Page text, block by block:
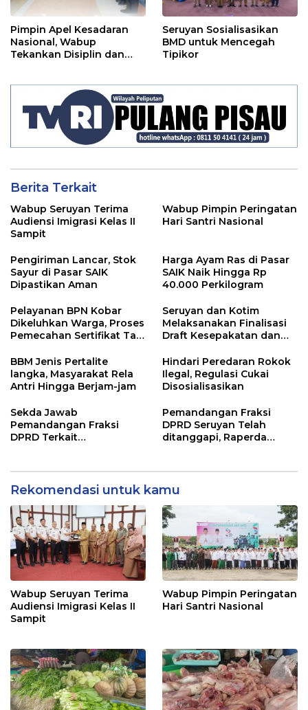
Pimpin Apel Kesadaran
Nasional, Wabup
Tekankan Disiplin dan
Seruyan Sosialisasikan
BMD untuk Mencegah
Tipikor
Berita Terkait
Wabup Seruyan Terima
Audiensi Imigrasi Kelas II
Sampit
Wabup Pimpin Peringatan
Hari Santri Nasional
Pengiriman Lancar, Stok
Sayur di Pasar SAIK
Dipastikan Aman
Harga Ayam Ras di Pasar
SAIK Naik Hingga Rp
40.000 Perkilogram
Pelayanan BPN Kobar
Dikeluhkan Warga, Proses
Pemecahan Sertifikat Tak
Seruyan dan Kotim
Melaksanakan Finalisasi
Draft Kesepakatan dan
BBM Jenis Pertalite
langka, Masyarakat Rela
Antri Hingga Berjam-jam
Hindari Peredaran Rokok
Ilegal, Regulasi Cukai
Disosialisasikan
Sekda Jawab
Pemandangan Fraksi
DPRD Terkait
2024
Pemandangan Fraksi
DPRD Seruyan Telah
ditanggapi, Raperda
Rekomendasi untuk kamu
Wabup Seruyan Terima
Audiensi Imigrasi Kelas II
Sampit
Wabup Pimpin Peringatan
Hari Santri Nasional